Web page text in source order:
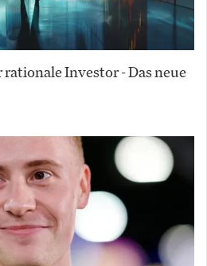
rationale Investor - Das neue